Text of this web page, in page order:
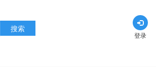
搜索
登录